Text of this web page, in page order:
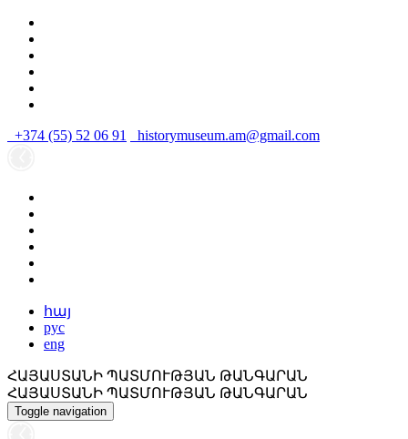
+374 (55) 52 06 91 historymuseum.am@gmail.com
հայ
рус
eng
ՀԱՅԱՍՏԱՆԻ ՊԱՏՄՈՒԹՅԱՆ ԹԱՆԳԱՐԱՆ
ՀԱՅԱՍՏԱՆԻ ՊԱՏՄՈՒԹՅԱՆ ԹԱՆԳԱՐԱՆ
Toggle navigation